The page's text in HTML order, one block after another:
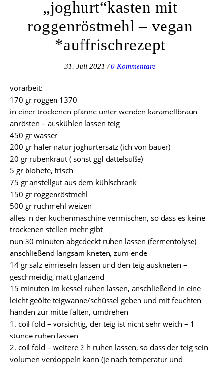
„joghurt“kasten mit
roggenröstmehl – vegan
*auffrischrezept
31. Juli 2021 / 0 Kommentare
vorarbeit:
170 gr roggen 1370
in einer trockenen pfanne unter wenden karamellbraun
anrösten – auskühlen lassen teig
450 gr wasser
200 gr hafer natur joghurtersatz (ich von bauer)
20 gr rübenkraut ( sonst ggf dattelsüße)
5 gr biohefe, frisch
75 gr anstellgut aus dem kühlschrank
150 gr roggenröstmehl
500 gr ruchmehl weizen
alles in der küchenmaschine vermischen, so dass es keine
trockenen stellen mehr gibt
nun 30 minuten abgedeckt ruhen lassen (fermentolyse)
anschließend langsam kneten, zum ende
14 gr salz einrieseln lassen und den teig auskneten –
geschmeidig, matt glänzend
15 minuten im kessel ruhen lassen, anschließend in eine
leicht geölte teigwanne/schüssel geben und mit feuchten
händen zur mitte falten, umdrehen
1. coil fold – vorsichtig, der teig ist nicht sehr weich – 1
stunde ruhen lassen
2. coil fold – weitere 2 h ruhen lassen, so dass der teig sein
volumen verdoppeln kann (je nach temperatur und